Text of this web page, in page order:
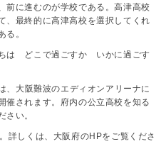
前に進むのが学校である。高津高校
、最終的に高津高校を選択してくれ
る。
どこで過ごすか いかに過ごす
大阪難波のエディオンアリーナに
催されます。府内の公立高校を知る
さい。
しくは、大阪府のHPをご覧くださ